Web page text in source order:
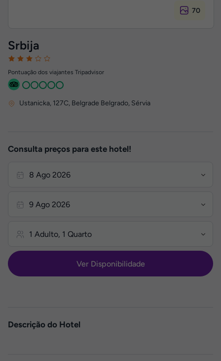
70
Srbija
Pontuação dos viajantes Tripadvisor
Ustanicka, 127C, Belgrade Belgrado, Sérvia
Consulta preços para este hotel!
Ver Disponibilidade
Descrição do Hotel